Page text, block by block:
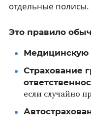
отдельные полисы.
Это правило
Медицинскую
Страхование
если случайно